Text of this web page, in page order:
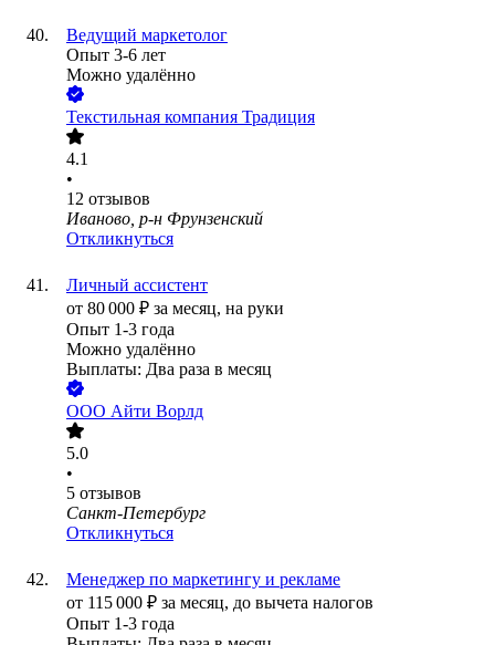
Ведущий маркетолог
Опыт 3-6 лет
Можно удалённо
Текстильная компания Традиция
4.1
•
12 отзывов
Иваново, р-н Фрунзенский
Откликнуться
Личный ассистент
от 80 000 ₽ за месяц, на руки
Опыт 1-3 года
Можно удалённо
Выплаты: Два раза в месяц
ООО Айти Ворлд
5.0
•
5 отзывов
Санкт-Петербург
Откликнуться
Менеджер по маркетингу и рекламе
от 115 000 ₽ за месяц, до вычета налогов
Опыт 1-3 года